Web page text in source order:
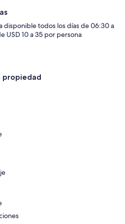
disponible todos los días de 06:30 a
USD 10 a 35 por persona
propiedad